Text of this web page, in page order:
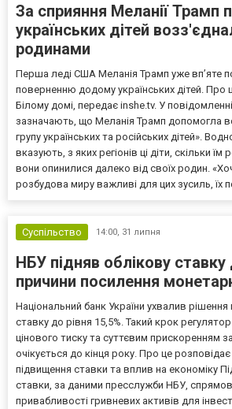
За сприяння Меланії Трамп
українських дітей
родинами
Перша леді США Меланія Трамп уже впʼяте
поверненню додому українських дітей. Про
Білому домі, передає inshe.tv. У
зазначають, що Меланія Трамп допомогла
групу українських та російських дітей».
вказують, з яких регіонів ці діти, скільки їм
вони опинилися далеко від своїх родин.
розбудова миру важливі для цих зусиль, їх
Суспільство 14:00, 31 липня
НБУ підняв облікову ставку
причини посилення
Національний банк України ухвалив
ставку до рівня 15,5%. Такий крок
цінового тиску та суттєвим прискоренням
очікується до кінця року. Про це
підвищення ставки та вплив на економіку
ставки, за даними пресслужби НБУ,
привабливості гривневих активів для